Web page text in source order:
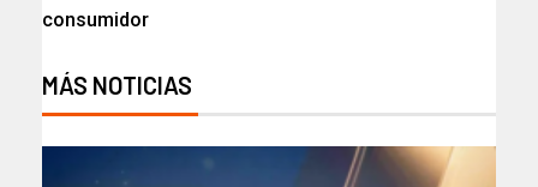
consumidor
MÁS NOTICIAS